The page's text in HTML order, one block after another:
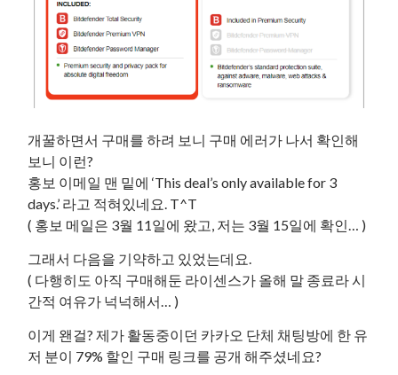
개꿀하면서 구매를 하려 보니 구매 에러가 나서 확인해
보니 이런?
홍보 이메일 맨 밑에 ‘This deal’s only available for 3
days.’ 라고 적혀있네요. T^T
( 홍보 메일은 3월 11일에 왔고, 저는 3월 15일에 확인… )
그래서 다음을 기약하고 있었는데요.
( 다행히도 아직 구매해둔 라이센스가 올해 말 종료라 시
간적 여유가 넉넉해서… )
이게 왠걸? 제가 활동중이던 카카오 단체 채팅방에 한 유
저 분이 79% 할인 구매 링크를 공개 해주셨네요?